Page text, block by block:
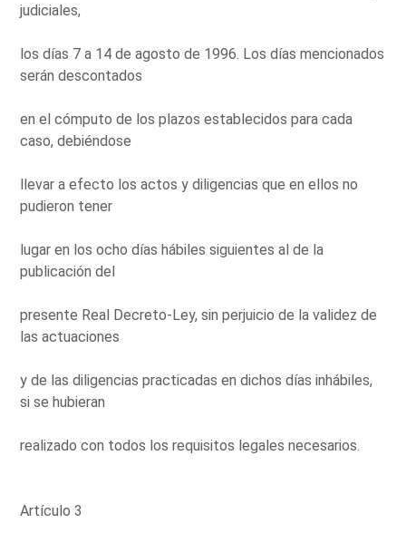
judiciales,
los días 7 a 14 de agosto de 1996. Los días mencionados
serán descontados
en el cómputo de los plazos establecidos para cada
caso, debiéndose
llevar a efecto los actos y diligencias que en ellos no
pudieron tener
lugar en los ocho días hábiles siguientes al de la
publicación del
presente Real Decreto-Ley, sin perjuicio de la validez de
las actuaciones
y de las diligencias practicadas en dichos días inhábiles,
si se hubieran
realizado con todos los requisitos legales necesarios.
Artículo 3